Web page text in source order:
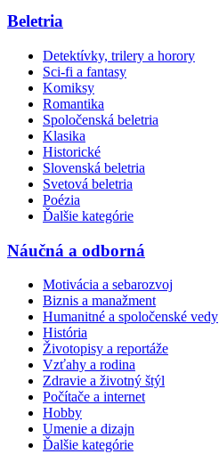
Beletria
Detektívky, trilery a horory
Sci-fi a fantasy
Komiksy
Romantika
Spoločenská beletria
Klasika
Historické
Slovenská beletria
Svetová beletria
Poézia
Ďalšie kategórie
Náučná a odborná
Motivácia a sebarozvoj
Biznis a manažment
Humanitné a spoločenské vedy
História
Životopisy a reportáže
Vzťahy a rodina
Zdravie a životný štýl
Počítače a internet
Hobby
Umenie a dizajn
Ďalšie kategórie